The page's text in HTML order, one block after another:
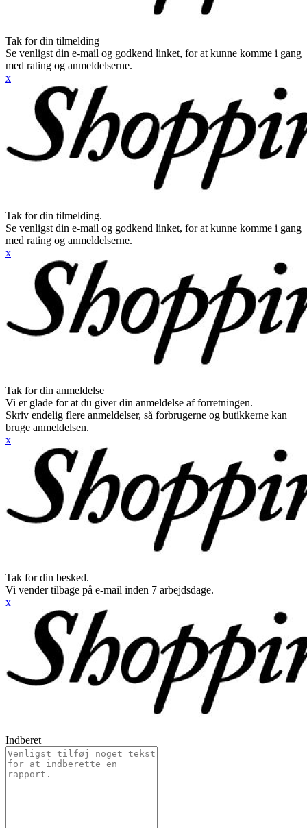
Tak for din tilmelding
Se venligst din e-mail og godkend linket, for at kunne komme i gang
med rating og anmeldelserne.
x
Tak for din tilmelding.
Se venligst din e-mail og godkend linket, for at kunne komme i gang
med rating og anmeldelserne.
x
Tak for din anmeldelse
Vi er glade for at du giver din anmeldelse af forretningen.
Skriv endelig flere anmeldelser, så forbrugerne og butikkerne kan
bruge anmeldelsen.
x
Tak for din besked.
Vi vender tilbage på e-mail inden 7 arbejdsdage.
x
Indberet